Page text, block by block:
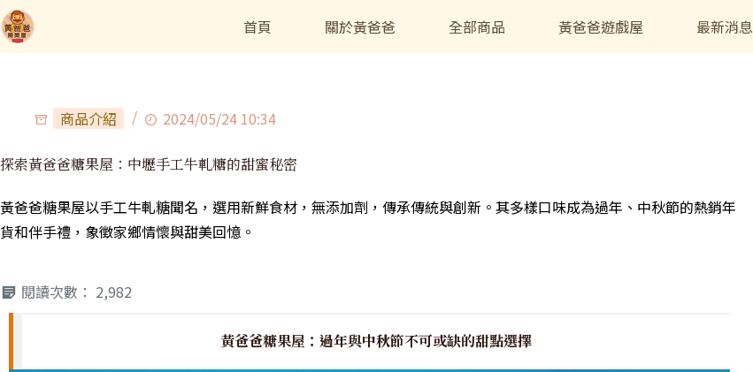
首頁 關於黃爸爸 全部商品 黃爸爸遊戲屋 最新消息
商品介紹 2024/05/24 10:34
探索黃爸爸糖果屋：中壢手工牛軋糖的甜蜜秘密
黃爸爸糖果屋以手工牛軋糖聞名，選用新鮮食材，無添加劑，傳承傳統與創新。其多樣口味成為過年、中秋節的熱銷年
貨和伴手禮，象徵家鄉情懷與甜美回憶。
閱讀次數： 2,982
黃爸爸糖果屋：過年與中秋節不可或缺的甜點選擇